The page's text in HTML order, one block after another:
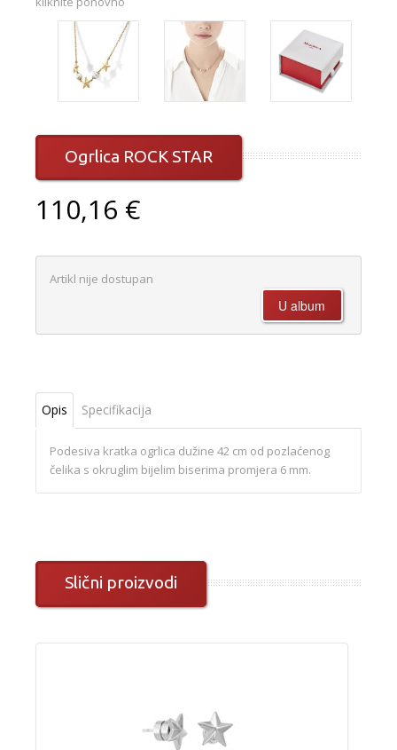
Ogrlica ROCK STAR
110,16 €
Artikl nije dostupan
Opis Specifikacija
Podesiva kratka ogrlica dužine 42 cm od pozlaćenog
čelika s okruglim bijelim biserima promjera 6 mm.
Slični proizvodi